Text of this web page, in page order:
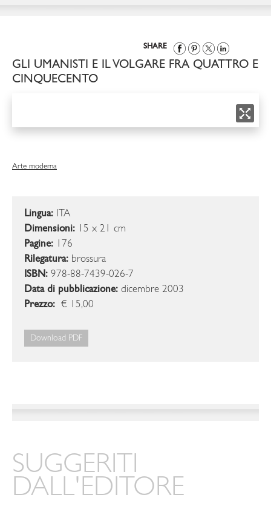
SHARE
GLI UMANISTI E IL VOLGARE FRA QUATTRO E
CINQUECENTO
Arte moderna
Lingua: ITA
Dimensioni: 15 x 21 cm
Pagine: 176
Rilegatura: brossura
ISBN: 978-88-7439-026-7
Data di pubblicazione: dicembre 2003
Prezzo: € 15,00
Download PDF
SUGGERITI
DALL'EDITORE